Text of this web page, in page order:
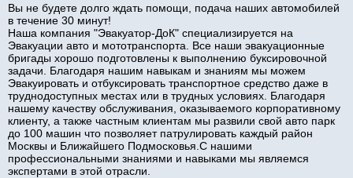
Вы не будете долго ждать помощи, подача наших автомобилей
в течение 30 минут!
Наша компания "Эвакуатор-ДоК" специализируется на
Эвакуации авто и мототранспорта. Все наши эвакуационные
бригады хорошо подготовлены к выполнению буксировочной
задачи. Благодаря нашим навыкам и знаниям мы можем
Эвакуировать и отбуксировать транспортное средство даже в
труднодоступных местах или в трудных условиях. Благодаря
нашему качеству обслуживания, оказываемого корпоративному
клиенту, а также частным клиентам мы развили свой авто парк
до 100 машин что позволяет патрулировать каждый район
Москвы и Ближайшего Подмосковья.С нашими
профессиональными знаниями и навыками мы являемся
экспертами в этой отрасли.